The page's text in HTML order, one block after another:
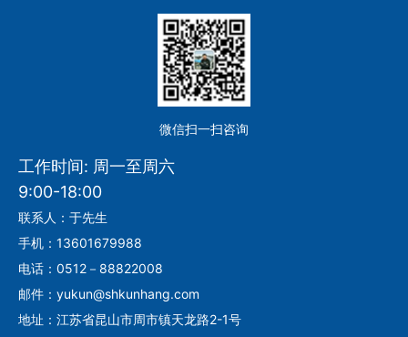
微信扫一扫咨询
工作时间: 周一至周六
9:00-18:00
联系人：于先生
手机：13601679988
电话：0512－88822008
邮件：yukun@shkunhang.com
地址：江苏省昆山市周市镇天龙路2-1号